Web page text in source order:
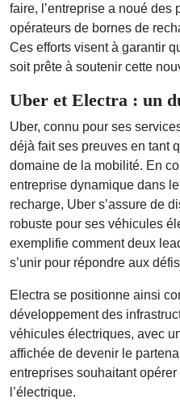
faire, l’entreprise a noué des
opérateurs de bornes de
Ces efforts visent à garantir
soit prête à soutenir cette
Uber et Electra : un
Uber, connu pour ses
déjà fait ses preuves en tant
domaine de la mobilité. En
entreprise dynamique dans
recharge, Uber s’assure de
robuste pour ses véhicules
exemplifie comment deux
s’unir pour répondre aux
Electra se positionne ainsi
développement des
véhicules électriques, avec
affichée de devenir le
entreprises souhaitant
l’électrique.